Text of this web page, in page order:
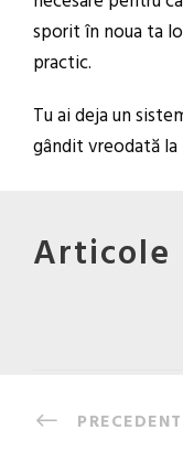
sporit în noua ta
practic.
Tu ai deja un
gândit vreodată
PRECEDENT